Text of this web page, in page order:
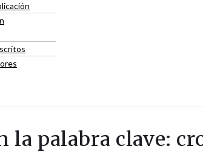
la palabra clave: